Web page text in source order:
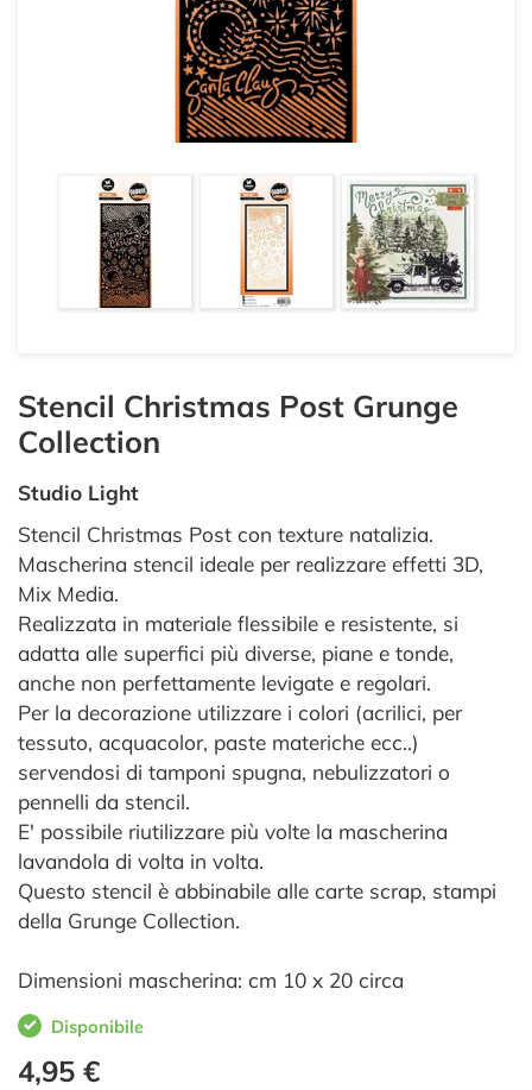
Stencil Christmas Post Grunge
Collection
Studio Light
Stencil Christmas Post con texture natalizia.
Mascherina stencil ideale per realizzare effetti 3D,
Mix Media.
Realizzata in materiale flessibile e resistente, si
adatta alle superfici più diverse, piane e tonde,
anche non perfettamente levigate e regolari.
Per la decorazione utilizzare i colori (acrilici, per
tessuto, acquacolor, paste materiche ecc..)
servendosi di tamponi spugna, nebulizzatori o
pennelli da stencil.
E' possibile riutilizzare più volte la mascherina
lavandola di volta in volta.
Questo stencil è abbinabile alle carte scrap, stampi
della Grunge Collection.
Dimensioni mascherina: cm 10 x 20 circa
Disponibile
4,95 €